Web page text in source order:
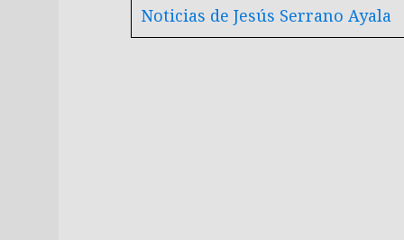
Noticias de Jesús Serrano Ayala